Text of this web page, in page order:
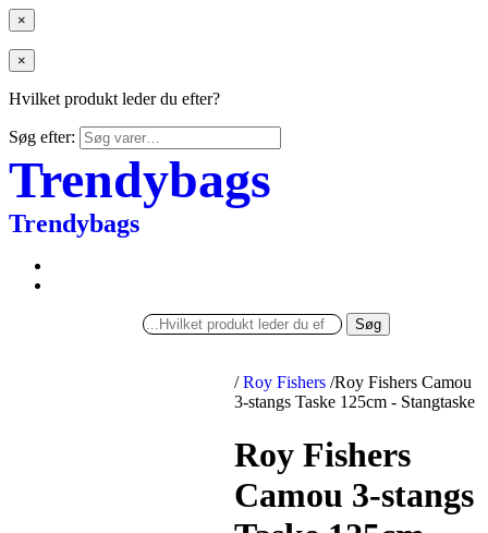
×
×
Hvilket produkt leder du efter?
Søg efter:
Trendybags
Trendybags
Søg
/ Roy Fishers /Roy Fishers Camou
3-stangs Taske 125cm - Stangtaske
Roy Fishers
Camou 3-stangs